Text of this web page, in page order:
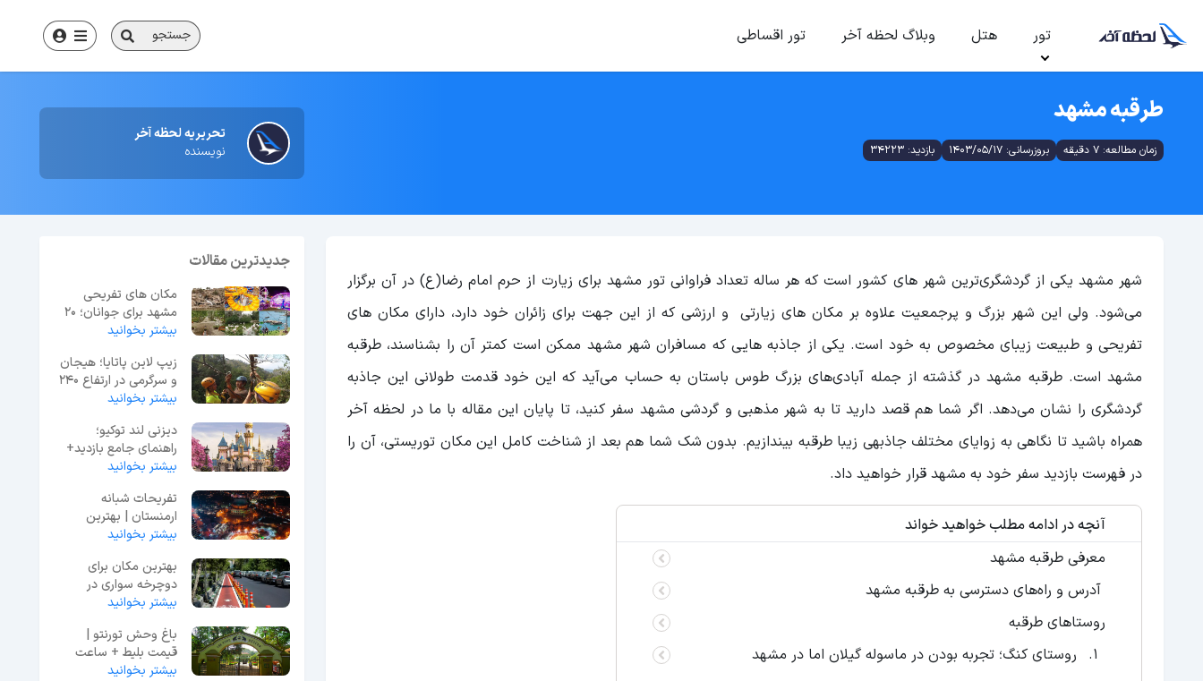
تور هتل وبلاگ لحظه آخر تور اقساطی جستجو
طرقبه مشهد
زمان مطالعه: 7 دقیقه بروزرسانی: 1403/05/17 بازدید: 34223
تحریریه لحظه آخر
نویسنده
شهر مشهد یکی از گردشگری‌ترین شهر های کشور است که هر ساله تعداد فراوانی تور مشهد برای زیارت از حرم امام رضا(ع) در آن برگزار
می‌شود. ولی این شهر بزرگ و پرجمعیت علاوه بر مکان های زیارتی و ارزشی که از این جهت برای زائران خود دارد، دارای مکان های
تفریحی و طبیعت زیبای مخصوص به خود است. یکی از جاذبه هایی که مسافران شهر مشهد ممکن است کمتر آن را بشناسند، طرقبه
مشهد است. طرقبه مشهد در گذشته از جمله آبادی‌‌های بزرگ طوس باستان به حساب می‌آید که این خود قدمت طولانی این جاذبه
گردشگری را نشان می‌دهد. اگر شما هم قصد دارید تا به شهر مذهبی و گردشی مشهد سفر کنید، تا پایان این مقاله با ما در لحظه آخر
همراه باشید تا نگاهی به زوایای مختلف جاذبهی زیبا طرقبه بیندازیم. بدون شک شما هم بعد از شناخت کامل این مکان توریستی، آن را
در فهرست بازدید سفر خود به مشهد قرار خواهید داد.
آنچه در ادامه مطلب خواهید خواند
معرفی طرقبه مشهد
آدرس و راه‌های دسترسی به طرقبه مشهد
روستاهای طرقبه
روستای کنگ؛ تجربه بودن در ماسوله گیلان اما در مشهد
جدیدترین مقالات
مکان های تفریحی
مشهد برای جوانان؛ 20
گزینه برتر + آدرس
بیشتر بخوانید
زیپ لاین پاتایا؛ هیجان
و سرگرمی در ارتفاع 240
متری
بیشتر بخوانید
دیزنی لند توکیو؛
راهنمای جامع بازدید+
عکس و آدرس
بیشتر بخوانید
تفریحات شبانه
ارمنستان | بهترین
مکان‌ها برای شب‌گردی
بیشتر بخوانید
بهترین مکان برای
دوچرخه سواری در
مشهد + عکس و آدرس
بیشتر بخوانید
باغ وحش تورنتو |
قیمت بلیط + ساعت
بازدید و ادرس + عکس
بیشتر بخوانید